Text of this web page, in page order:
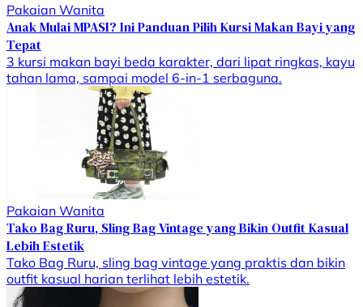
Pakaian Wanita
Anak Mulai MPASI? Ini Panduan Pilih Kursi Makan Bayi yang
Tepat
3 kursi makan bayi beda karakter, dari lipat ringkas, kayu
tahan lama, sampai model 6-in-1 serbaguna.
Pakaian Wanita
Tako Bag Ruru, Sling Bag Vintage yang Bikin Outfit Kasual
Lebih Estetik
Tako Bag Ruru, sling bag vintage yang praktis dan bikin
outfit kasual harian terlihat lebih estetik.